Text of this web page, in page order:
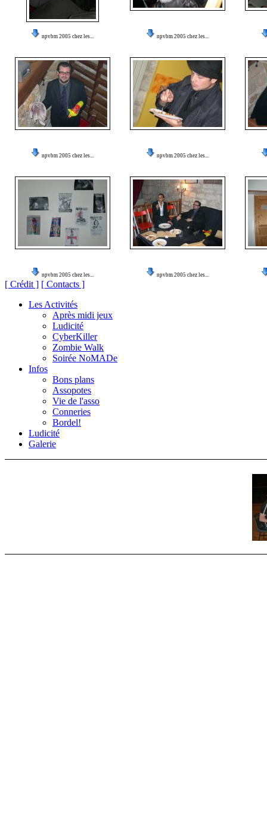
npvbm 2005 chez les... npvbm 2005 chez les...
npvbm 2005 chez les... npvbm 2005 chez les...
npvbm 2005 chez les... npvbm 2005 chez les...
[ Crédit ] [ Contacts ]
Les Activités
Après midi jeux
Ludicité
CyberKiller
Zombie Walk
Soirée NoMADe
Infos
Bons plans
Assopotes
Vie de l'asso
Conneries
Bordel!
Ludicité
Galerie